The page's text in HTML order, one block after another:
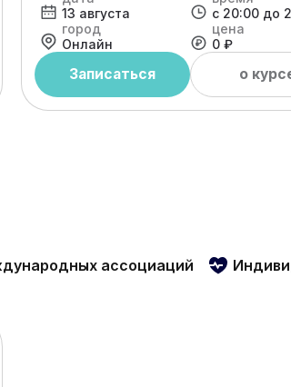
13 августа
с 20:00 до
город
Онлайн
цена
0 ₽
Записаться о
ассоциаций